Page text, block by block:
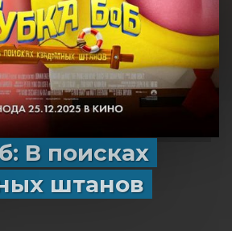
В поисках
штанов